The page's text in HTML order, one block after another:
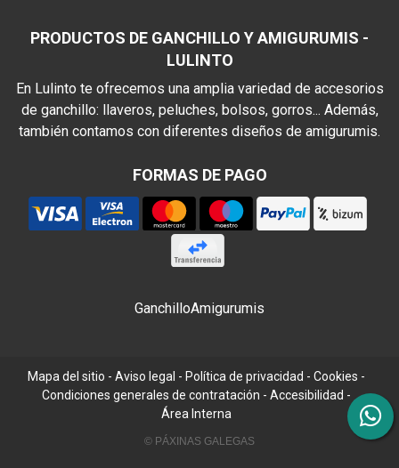
PRODUCTOS DE GANCHILLO Y AMIGURUMIS -
LULINTO
En Lulinto te ofrecemos una amplia variedad de accesorios
de ganchillo: llaveros, peluches, bolsos, gorros... Además,
también contamos con diferentes diseños de amigurumis.
FORMAS DE PAGO
GanchilloAmigurumis
Mapa del sitio - Aviso legal - Política de privacidad - Cookies -
Condiciones generales de contratación - Accesibilidad -
Área Interna
© PÁXINAS GALEGAS